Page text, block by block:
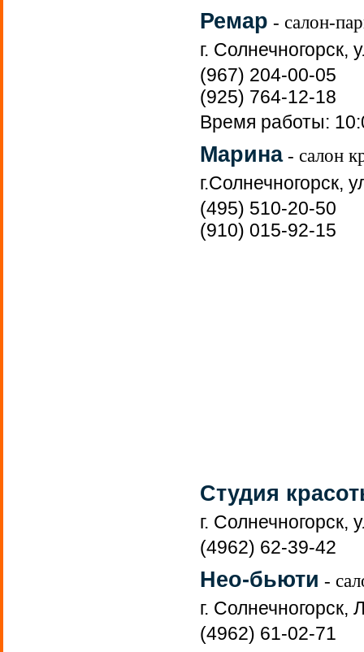
Ремар - салон-
г. Солнечногорск,
(967) 204-00-05
(925) 764-12-18
Время работы:
Марина- салон
г.Солнечногорск,
(495) 510-20-50
(910) 015-92-15
Студия
г. Солнечногорск,
(4962) 62-39-42
Нео-бьюти -
г. Солнечногорск,
(4962) 61-02-71